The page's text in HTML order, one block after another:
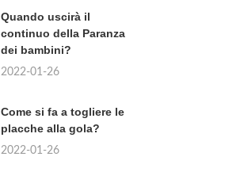
Quando uscirà il
continuo della Paranza
dei bambini?
2022-01-26
Come si fa a togliere le
placche alla gola?
2022-01-26